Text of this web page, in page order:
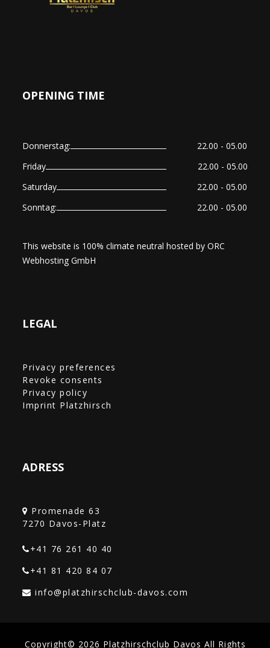
OPENING TIME
Donnerstag:
22.00 - 05.00
Friday
22.00 - 05.00
Saturday
22.00 - 05.00
Sonntag:
22.00 - 05.00
This website is 100% climate neutral hosted byORC
Webhosting GmbH
LEGAL
Privacy preferences
Revoke consents
Privacy policy
Imprint Platzhirsch
ADRESS
Promenade 63
+41 76 261 40 40‎
+41 81 420 84 07
Copyright© 2026 Platzhirschclub Davos All Rights